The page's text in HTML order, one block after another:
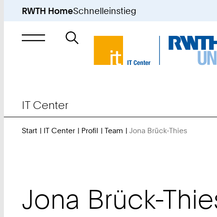
RWTH HomeSchnelleinstieg
Suche
nach
IT Center
Start IT Center Profil Team Jona Brück-Thies
Jona Brück-